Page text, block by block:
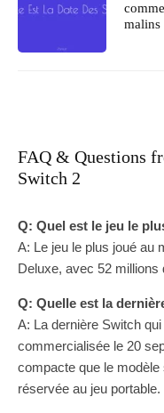
malins
FAQ & Questions
Switch 2
Q: Quel est le jeu le
A: Le jeu le plus joué au
Deluxe, avec 52 millions
Q: Quelle est la
A: La dernière Switch
commercialisée le 20
compacte que le
réservée au jeu portable.